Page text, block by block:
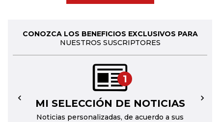
CONOZCA LOS BENEFICIOS EXCLUSIVOS PARA
NUESTROS SUSCRIPTORES
1
MI SELECCIÓN DE NOTICIAS
Noticias personalizadas, de acuerdo a sus
← →